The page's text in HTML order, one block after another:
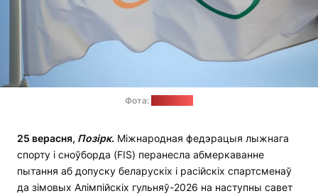
Фота:
25 верасня, Позірк. Міжнародная федэрацыя лыжнага
спорту і сноўборда (FIS) перанесла абмеркаванне
пытання аб допуску беларускіх і расійскіх спартсменаў
да зімовых Алімпійскіх гульняў-2026 на наступны савет